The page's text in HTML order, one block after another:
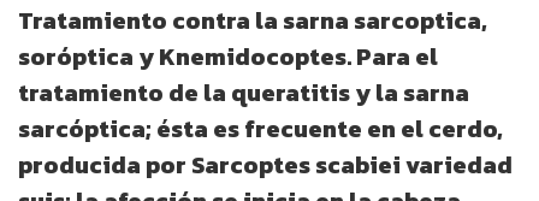
Tratamiento contra la sarna sarcoptica,
soróptica y Knemidocoptes. Para el
tratamiento de la queratitis y la sarna
sarcóptica; ésta es frecuente en el cerdo,
producida por Sarcoptes scabiei variedad